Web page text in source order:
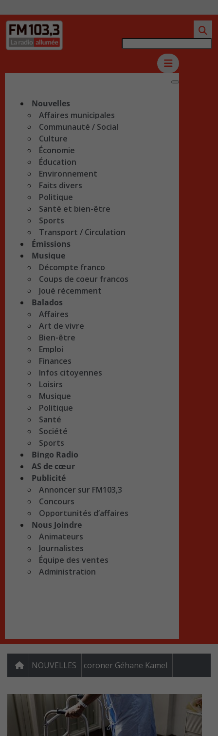
Nouvelles
Affaires municipales
Communauté / Social
Culture
Économie
Éducation
Environnement
Faits divers
Politique
Santé et bien-être
Sports
Transport / Circulation
Émissions
Musique
Décompte franco
Coups de coeur francos
Joué récemment
Balados
Affaires
Art de vivre
Bien-être
Emploi
Finances
Infos citoyennes
Loisirs
Musique
Politique
Santé
Société
Sports
Bingo Radio
AS de cœur
Publicité
Annoncer sur FM103,3
Concours
Opportunités d’affaires
Nous Joindre
Animateurs
Journalistes
Équipe des ventes
Administration
NOUVELLES coroner Géhane Kamel